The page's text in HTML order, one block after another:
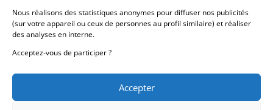
Nous réalisons des statistiques anonymes pour diffuser nos publicités
(sur votre appareil ou ceux de personnes au profil similaire) et réaliser
des analyses en interne.
Acceptez-vous de participer ?
Accepter
Coordonnées